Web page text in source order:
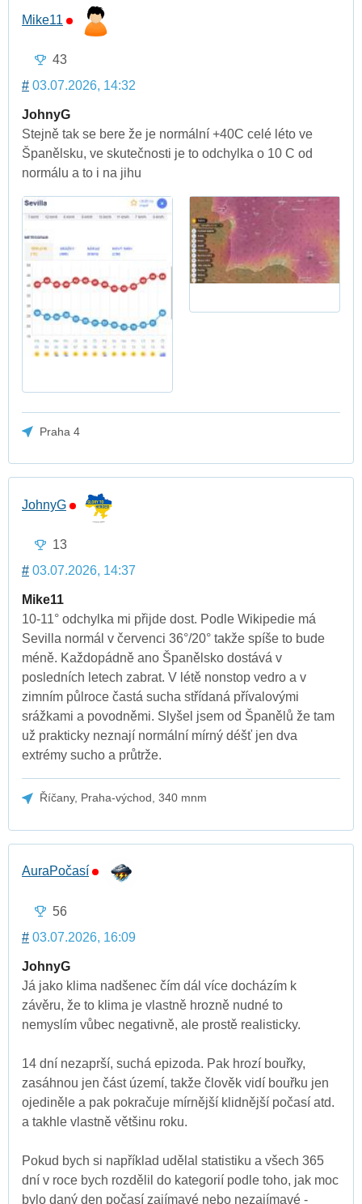
Mike11
43
# 03.07.2026, 14:32
JohnyG
Stejně tak se bere že je normální +40C celé léto ve
Španělsku, ve skutečnosti je to odchylka o 10 C od
normálu a to i na jihu
Praha 4
JohnyG
13
# 03.07.2026, 14:37
Mike11
10-11° odchylka mi přijde dost. Podle Wikipedie má
Sevilla normál v červenci 36°/20° takže spíše to bude
méně. Každopádně ano Španělsko dostává v
posledních letech zabrat. V létě nonstop vedro a v
zimním půlroce častá sucha střídaná přívalovými
srážkami a povodněmi. Slyšel jsem od Španělů že tam
už prakticky neznají normální mírný déšť jen dva
extrémy sucho a průtrže.
Říčany, Praha-východ, 340 mnm
AuraPočasí
56
# 03.07.2026, 16:09
JohnyG
Já jako klima nadšenec čím dál více docházím k
závěru, že to klima je vlastně hrozně nudné to
nemyslím vůbec negativně, ale prostě realisticky.
14 dní nezaprší, suchá epizoda. Pak hrozí bouřky,
zasáhnou jen část území, takže člověk vidí bouřku jen
ojediněle a pak pokračuje mírnější klidnější počasí atd.
a takhle vlastně většinu roku.
Pokud bych si například udělal statistiku a všech 365
dní v roce bych rozdělil do kategorií podle toho, jak moc
bylo daný den počasí zajímavé nebo nezajímavé -